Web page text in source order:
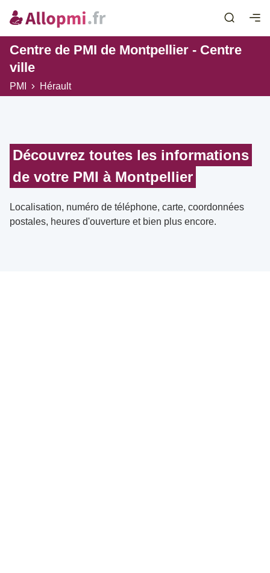
Centre de PMI de Montpellier - Centre
ville
PMI Hérault
Découvrez toutes les informations
de votre PMI à Montpellier
Localisation, numéro de téléphone, carte, coordonnées
postales, heures d'ouverture et bien plus encore.